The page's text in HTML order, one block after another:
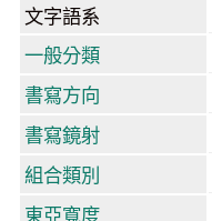
文字語系
一般分類
書寫方向
書寫鏡射
組合類別
東亞寬度